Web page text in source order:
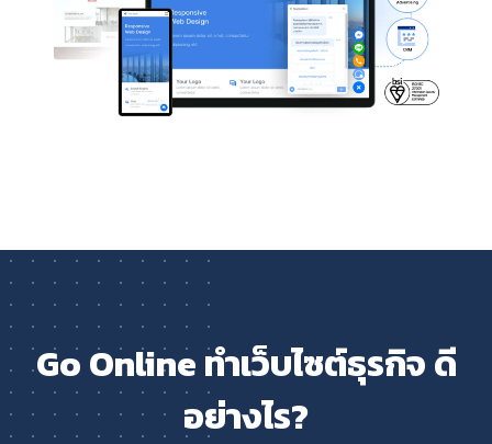
Go Online ทำเว็บไซต์ธุรกิจ ดี
อย่างไร?